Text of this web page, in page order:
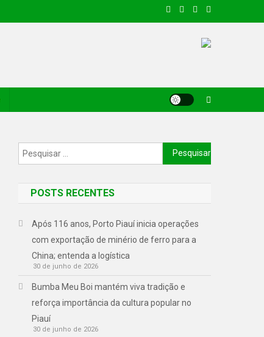
POSTS RECENTES
Após 116 anos, Porto Piauí inicia operações
com exportação de minério de ferro para a
China; entenda a logística
30 de junho de 2026
Bumba Meu Boi mantém viva tradição e
reforça importância da cultura popular no
Piauí
30 de junho de 2026